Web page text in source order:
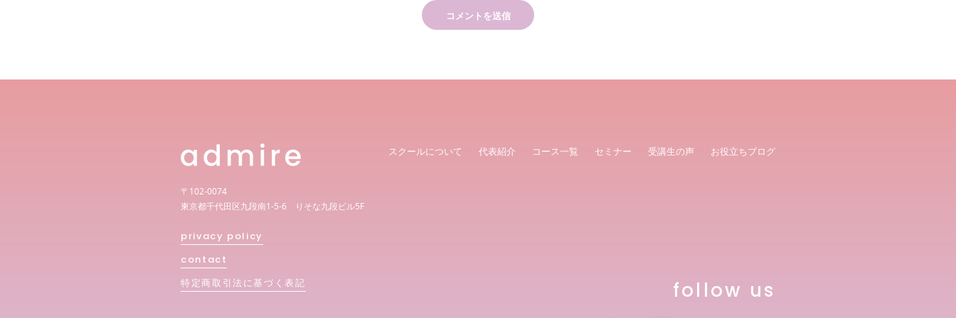
スクールについて 代表紹介 コース一覧 セミナー 受講生の声 お役立ちブログ
〒102-0074
東京都千代田区九段南1-5-6 りそな九段ビル5F
privacy policy
contact
特定商取引法に基づく表記
follow us